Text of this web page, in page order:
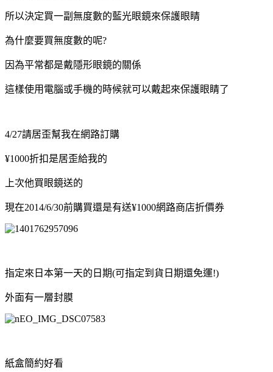
所以決定買一副無度數的藍光眼鏡來保護眼睛
為什麼要買無度數的呢?
因為平常都是戴隱形眼鏡的關係
這樣使用電腦或手機的時候就可以戴起來保護眼睛了
4/27請居歪幫我在網路訂購
¥1000折扣是居歪給我的
上次他買眼鏡送的
現在2014/6/30前購買還是有送¥1000網路商店折價券
指定來日本第一天的日期(可指定到貨日期還免運!)
外面有一層封膜
紙盒簡約好看